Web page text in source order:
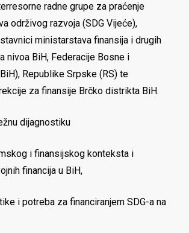
radne grupe za praćenje
održivog razvoja (SDG Vijeće),
ministarstava finansija i drugih
nivoa BiH, Federacije Bosne i
Republike Srpske (RS) te
za finansije Brčko distrikta BiH.
dijagnostiku
i finansijskog konteksta i
financija u BiH,
i potreba za financiranjem SDG-a na